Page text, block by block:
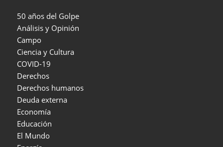
50 años del Golpe
Análisis y Opinión
Campo
Ciencia y Cultura
COVID-19
Derechos
Derechos humanos
Deuda externa
Economía
Educación
El Mundo